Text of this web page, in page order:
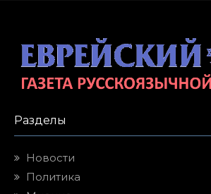
Разделы
Новости
Политика